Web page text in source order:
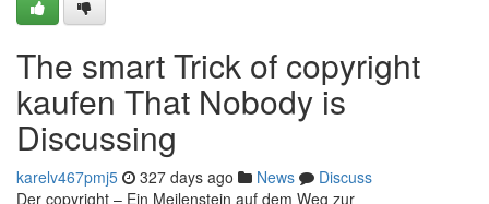
The smart Trick of copyright
kaufen That Nobody is
Discussing
karelv467pmj5 327 days ago News
Discuss
Der copyright – Ein Meilenstein auf dem Weg zur